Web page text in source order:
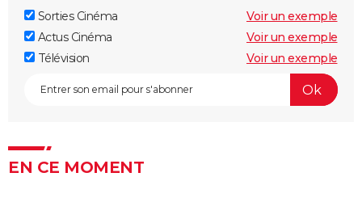
Sorties Cinéma
Voir un exemple
Actus Cinéma
Voir un exemple
Télévision
Voir un exemple
EN CE MOMENT